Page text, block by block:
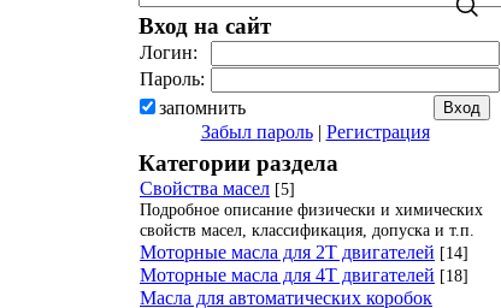
Вход на сайт
Логин:
Пароль:
запомнить
Забыл пароль| Регистрация
Категории раздела
Свойства масел [5]
Подробное описание физически и химических
свойств масел, классификация, допуска и т.п.
Моторные масла для 2Т двигателей [14]
Моторные масла для 4Т двигателей [18]
Масла для автоматических коробок